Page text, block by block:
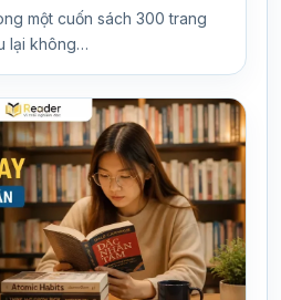
một cuốn sách 300 trang
lại không…